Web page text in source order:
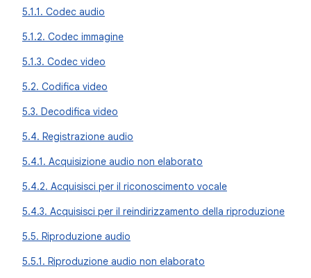
5.1.1. Codec audio
5.1.2. Codec immagine
5.1.3. Codec video
5.2. Codifica video
5.3. Decodifica video
5.4. Registrazione audio
5.4.1. Acquisizione audio non elaborato
5.4.2. Acquisisci per il riconoscimento vocale
5.4.3. Acquisisci per il reindirizzamento della riproduzione
5.5. Riproduzione audio
5.5.1. Riproduzione audio non elaborato